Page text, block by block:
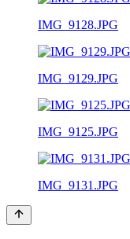
IMG_9128.JPG
IMG_9129.JPG
IMG_9125.JPG
IMG_9131.JPG